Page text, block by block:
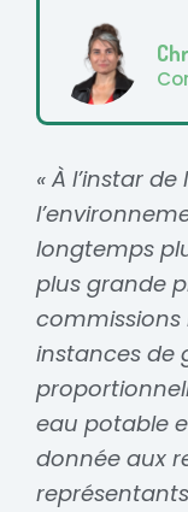
« À l’instar
longtemps
plus grande
commissions
instances de
eau potable
donnée aux